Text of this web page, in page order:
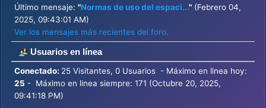
Último mensaje: "Normas de uso del espaci..." (Febrero 04,
2025, 09:43:01 AM)
Ver los mensajes más recientes del foro.
Usuarios en línea
Conectado: 25 Visitantes, 0 Usuarios - Máximo en linea hoy:
25 - Máximo en linea siempre: 171 (Octubre 20, 2025,
09:41:18 PM)